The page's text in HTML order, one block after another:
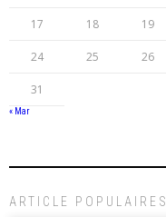
17 18 19
24 25 26
31
« Mar
ARTICLE POPULAIRES